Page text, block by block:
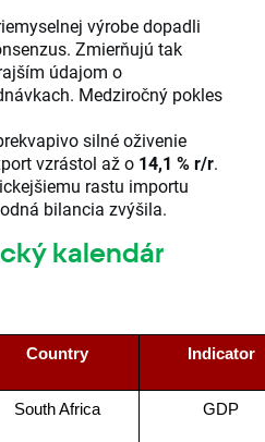
výrobe dopadli
Zmierňujú tak
údajom o
Medziročný pokles
silné oživenie
vzrástol až o 14,1 % r/r.
rastu importu
bilancia zvýšila.
kalendár
Country Indicator
South Africa GDP